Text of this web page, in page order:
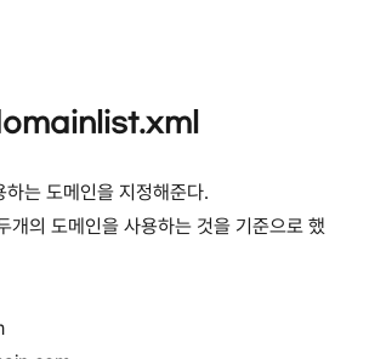
하는 도메인을 지정해준다.
개의 도메인을 사용하는 것을 기준으로 했